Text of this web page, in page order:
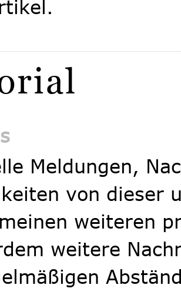
Meldungen,
von dieser
weiteren
weitere